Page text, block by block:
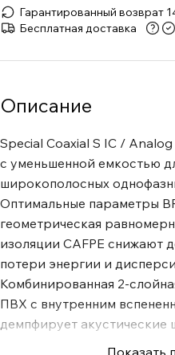
Гарантированный возврат
Бесплатная доставка
Описание
Special Coaxial S IC /
с уменьшенной емкостью
широкополосных
Оптимальные параметры
геометрическая
изоляции CAFPE снижают
потери энергии и
Комбинированная 2-
ПВХ с внутренним
демпфирует
всей композицииПоказать